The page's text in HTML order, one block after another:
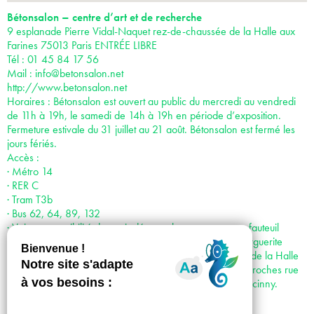
Bétonsalon – centre d’art et de recherche
9 esplanade Pierre Vidal-Naquet rez-de-chaussée de la Halle aux
Farines 75013 Paris ENTRÉE LIBRE
Tél : 01 45 84 17 56
Mail : info@betonsalon.net
http://www.betonsalon.net
Horaires : Bétonsalon est ouvert au public du mercredi au vendredi
de 11h à 19h, le samedi de 14h à 19h en période d’exposition.
Fermeture estivale du 31 juillet au 21 août. Bétonsalon est fermé les
jours fériés.
Accès :
· Métro 14
· RER C
· Tram T3b
· Bus 62, 64, 89, 132
· Voiture : possibilité de venir déposer les personnes en fauteuil
roulant juste devant le centre d’art : accès par la rue Marguerite
Duras, puis par l’Esplanade Pierre Vidal Naquet, le long de la Halle
aux farines. Places de stationnement réservées les plus proches rue
Françoise Dolto ; puis rue Hélène Brion et Rue René Goscinny.